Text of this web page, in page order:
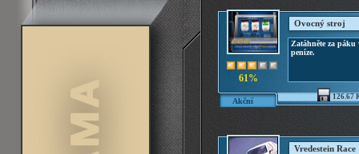
61%
Ovocný stroj
Zatáhněte za
peníze.
Akční 126.67
Vredestein Race